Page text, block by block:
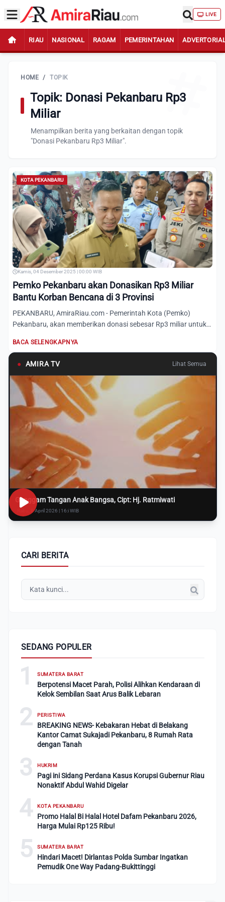
LIVE
RIAU NASIONAL RAGAM PEMERINTAHAN
HOME / TOPIK
Topik: Donasi Pekanbaru Rp3
Miliar
Menampilkan berita yang berkaitan dengan topik
"Donasi Pekanbaru Rp3 Miliar".
KOTA PEKANBARU
Kamis, 04 Desember 2025 | 00:00 WIB
Pemko Pekanbaru akan Donasikan Rp3 Miliar
Bantu Korban Bencana di 3 Provinsi
PEKANBARU, AmiraRiau.com - Pemerintah Kota (Pemko)
Pekanbaru, akan memberikan donasi sebesar Rp3 miliar untuk
BACA SELENGKAPNYA
● AMIRA TV Lihat Semua
Genggam Tangan Anak Bangsa, Cipt: Hj. Ratmiwati
Rabu, 8 April 2026 | 16:i WIB
CARI BERITA
SEDANG POPULER
1 SUMATERA BARAT
Berpotensi Macet Parah, Polisi Alihkan Kendaraan di
Kelok Sembilan Saat Arus Balik Lebaran
2 PERISTIWA
BREAKING NEWS- Kebakaran Hebat di Belakang
Kantor Camat Sukajadi Pekanbaru, 8 Rumah Rata
dengan Tanah
3 HUKRIM
Pagi ini Sidang Perdana Kasus Korupsi Gubernur Riau
Nonaktif Abdul Wahid Digelar
4 KOTA PEKANBARU
Promo Halal Bi Halal Hotel Dafam Pekanbaru 2026,
Harga Mulai Rp125 Ribu!
5 SUMATERA BARAT
Hindari Macet! Dirlantas Polda Sumbar Ingatkan
Pemudik One Way Padang-Bukittinggi